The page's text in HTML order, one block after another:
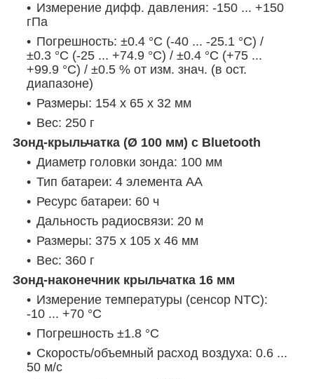
Измерение дифф. давления: -150 ... +150
гПа
Погрешность: ±0.4 °C (-40 ... -25.1 °C) /
±0.3 °C (-25 ... +74.9 °C) / ±0.4 °C (+75 ...
+99.9 °C) / ±0.5 % от изм. знач. (в ост.
диапазоне)
Размеры: 154 x 65 x 32 мм
Вес: 250 г
Зонд-крыльчатка (Ø 100 мм) с Bluetooth
Диаметр головки зонда: 100 мм
Тип батареи: 4 элемента AA
Ресурс батареи: 60 ч
Дальность радиосвязи: 20 м
Размеры: 375 x 105 x 46 мм
Вес: 360 г
Зонд-наконечник крыльчатка 16 мм
Измерение температуры (сенсор NTC):
-10 ... +70 °C
Погрешность ±1.8 °C
Скорость/объемный расход воздуха: 0.6 ...
50 м/с